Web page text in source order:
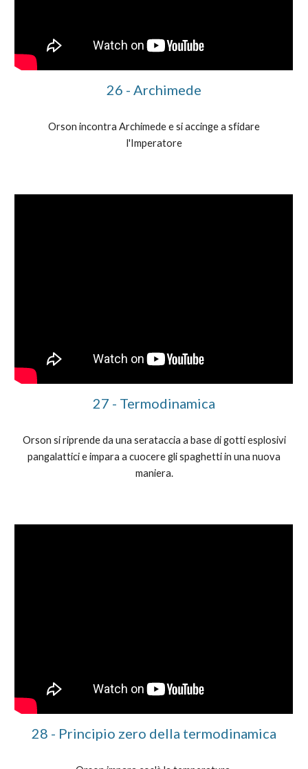
26 - Archimede
Orson incontra Archimede e si accinge a sfidare
l'Imperatore
27 - Termodinamica
Orson si riprende da una serataccia a base di gotti esplosivi
pangalattici e impara a cuocere gli spaghetti in una nuova
maniera.
28 - Principio zero della termodinamica